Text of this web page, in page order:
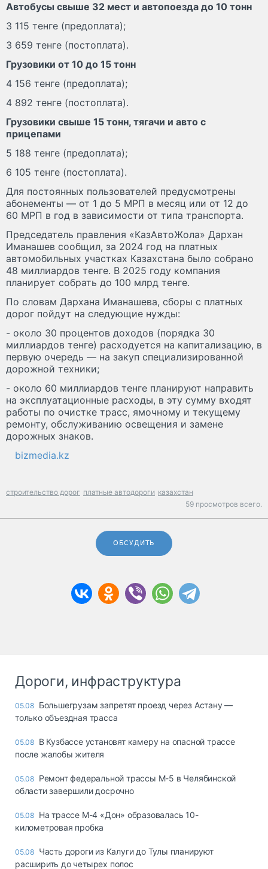
Автобусы свыше 32 мест и автопоезда до 10 тонн
3 115 тенге (предоплата);
3 659 тенге (постоплата).
Грузовики от 10 до 15 тонн
4 156 тенге (предоплата);
4 892 тенге (постоплата).
Грузовики свыше 15 тонн, тягачи и авто с
прицепами
5 188 тенге (предоплата);
6 105 тенге (постоплата).
Для постоянных пользователей предусмотрены
абонементы — от 1 до 5 МРП в месяц или от 12 до
60 МРП в год в зависимости от типа транспорта.
Председатель правления «КазАвтоЖола» Дархан
Иманашев сообщил, за 2024 год на платных
автомобильных участках Казахстана было собрано
48 миллиардов тенге. В 2025 году компания
планирует собрать до 100 млрд тенге.
По словам Дархана Иманашева, сборы с платных
дорог пойдут на следующие нужды:
- около 30 процентов доходов (порядка 30
миллиардов тенге) расходуется на капитализацию, в
первую очередь — на закуп специализированной
дорожной техники;
- около 60 миллиардов тенге планируют направить
на эксплуатационные расходы, в эту сумму входят
работы по очистке трасс, ямочному и текущему
ремонту, обслуживанию освещения и замене
дорожных знаков.
bizmedia.kz
строительство дорог платные автодороги казахстан
59 просмотров всего.
ОБСУДИТЬ
Дороги, инфраструктура
05.08 Большегрузам запретят проезд через Астану —
только объездная трасса
05.08 В Кузбассе установят камеру на опасной трассе
после жалобы жителя
05.08 Ремонт федеральной трассы М-5 в Челябинской
области завершили досрочно
05.08 На трассе М-4 «Дон» образовалась 10-
километровая пробка
05.08 Часть дороги из Калуги до Тулы планируют
расширить до четырех полос